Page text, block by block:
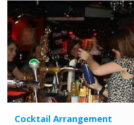
Cocktail Arrangement